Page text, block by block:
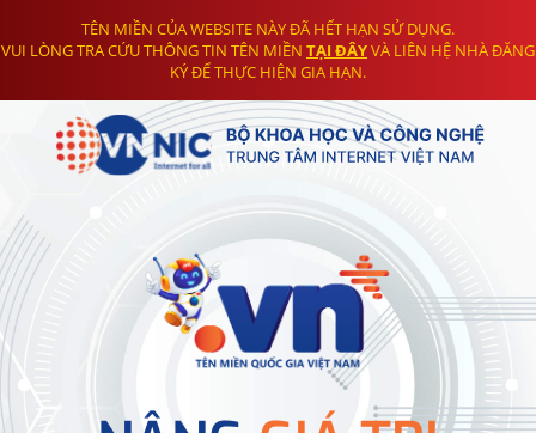
TÊN MIỀN CỦA WEBSITE NÀY ĐÃ HẾT HẠN SỬ DỤNG.
VUI LÒNG TRA CỨU THÔNG TIN TÊN MIỀN TẠI ĐÂYVÀ LIÊN HỆ NHÀ ĐĂNG
KÝ ĐỂ THỰC HIỆN GIA HẠN.